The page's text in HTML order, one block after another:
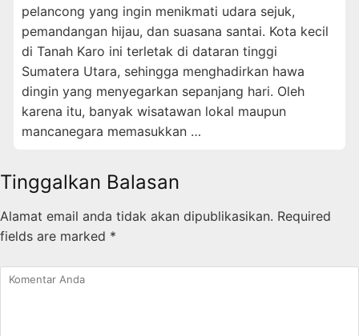
pelancong yang ingin menikmati udara sejuk,
pemandangan hijau, dan suasana santai. Kota kecil
di Tanah Karo ini terletak di dataran tinggi
Sumatera Utara, sehingga menghadirkan hawa
dingin yang menyegarkan sepanjang hari. Oleh
karena itu, banyak wisatawan lokal maupun
mancanegara memasukkan …
Tinggalkan Balasan
Alamat email anda tidak akan dipublikasikan. Required
fields are marked *